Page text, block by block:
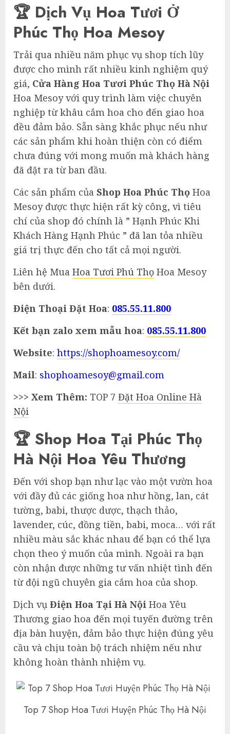
🏆 Dịch Vụ Hoa Tươi Ở
Phúc Thọ Hoa Mesoy
Trải qua nhiều năm phục vụ shop tích lũy
được cho mình rất nhiều kinh nghiệm quý
giá, Cửa Hàng Hoa Tươi Phúc Thọ Hà Nội
Hoa Mesoy với quy trình làm việc chuyên
nghiệp từ khâu cắm hoa cho đến giao hoa
đều đảm bảo. Sẵn sàng khắc phục nếu như
các sản phẩm khi hoàn thiện còn có điểm
chưa đúng với mong muốn mà khách hàng
đã đặt ra từ ban đầu.
Các sản phẩm của Shop Hoa Phúc Thọ Hoa
Mesoy được thực hiện rất kỳ công, vì tiêu
chí của shop đó chính là ” Hạnh Phúc Khi
Khách Hàng Hạnh Phúc ” đã lan tỏa nhiều
giá trị thực đến cho tất cả mọi người.
Liên hệ Mua Hoa Tươi Phú Thọ Hoa Mesoy
bên dưới.
Điện Thoại Đặt Hoa: 085.55.11.800
Kết bạn zalo xem mẫu hoa: 085.55.11.800
Website: https://shophoamesoy.com/
Mail: shophoamesoy@gmail.com
>>> Xem Thêm: TOP 7 Đặt Hoa Online Hà
Nội
🏆 Shop Hoa Tại Phúc Thọ
Hà Nội Hoa Yêu Thương
Đến với shop bạn như lạc vào một vườn hoa
với đầy đủ các giống hoa như hồng, lan, cát
tường, babi, thược dược, thạch thảo,
lavender, cúc, đồng tiền, babi, moca… với rất
nhiều màu sắc khác nhau để bạn có thể lựa
chọn theo ý muốn của mình. Ngoài ra bạn
còn nhận được những tư vấn nhiệt tình đến
từ đội ngũ chuyên gia cắm hoa của shop.
Dịch vụ Điện Hoa Tại Hà Nội Hoa Yêu
Thương giao hoa đến mọi tuyến đường trên
địa bàn huyện, đảm bảo thực hiện đúng yêu
cầu và chịu toàn bộ trách nhiệm nếu như
không hoàn thành nhiệm vụ.
Top 7 Shop Hoa Tươi Huyện Phúc Thọ Hà Nội